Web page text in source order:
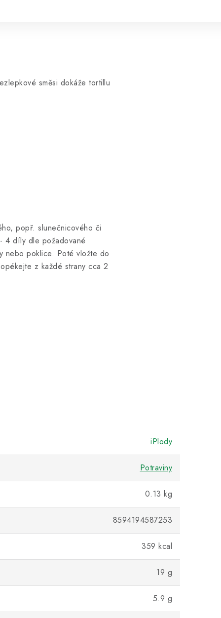
směsi dokáže tortillu
popř. slunečnicového či
4 díly dle požadované
nebo poklice. Poté vložte do
z každé strany cca 2
iPlody
Potraviny
0.13 kg
8594194587253
359 kcal
19 g
5.9 g